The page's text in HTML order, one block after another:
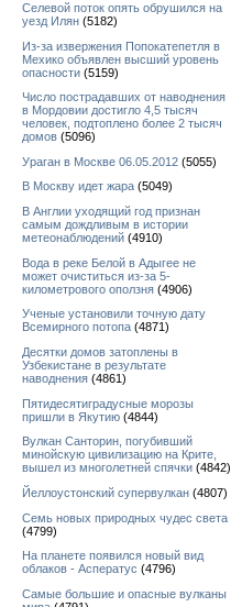
Селевой поток опять обрушился на
уезд Илян (5182)
Из-за извержения Попокатепетля в
Мехико объявлен высший уровень
опасности (5159)
Число пострадавших от наводнения
в Мордовии достигло 4,5 тысяч
человек, подтоплено более 2 тысяч
домов (5096)
Ураган в Москве 06.05.2012 (5055)
В Москву идет жара (5049)
В Англии уходящий год признан
самым дождливым в истории
метеонаблюдений (4910)
Вода в реке Белой в Адыгее не
может очиститься из-за 5-
километрового оползня (4906)
Ученые установили точную дату
Всемирного потопа (4871)
Десятки домов затоплены в
Узбекистане в результате
наводнения (4861)
Пятидесятиградусные морозы
пришли в Якутию (4844)
Вулкан Санторин, погубивший
минойскую цивилизацию на Крите,
вышел из многолетней спячки (4842)
Йеллоустонский супервулкан (4807)
Семь новых природных чудес света
(4799)
На планете появился новый вид
облаков - Асператус (4796)
Самые большие и опасные вулканы